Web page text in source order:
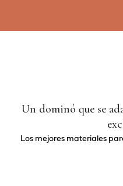
Un dominó que se
Los mejores materiales